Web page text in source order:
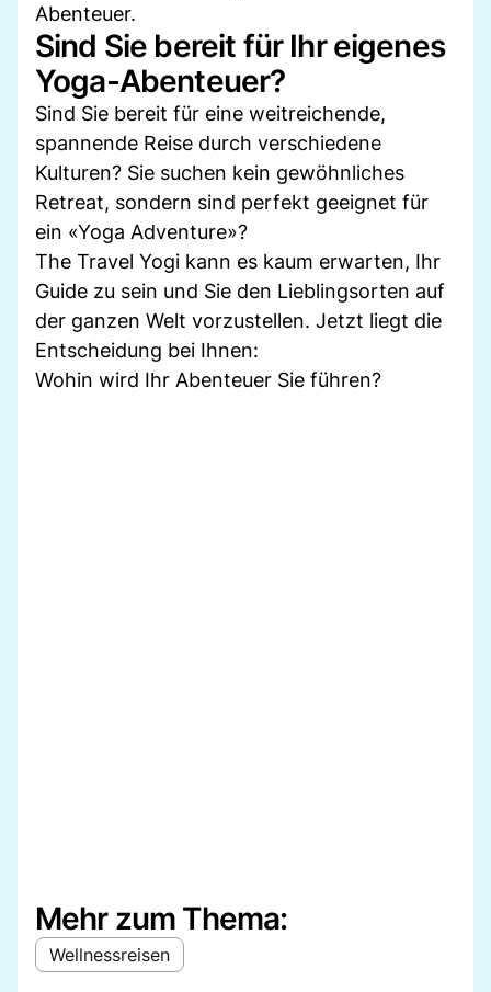
Abenteuer.
Sind Sie bereit für Ihr eigenes
Yoga-Abenteuer?
Sind Sie bereit für eine weitreichende,
spannende Reise durch verschiedene
Kulturen? Sie suchen kein gewöhnliches
Retreat, sondern sind perfekt geeignet für
ein «Yoga Adventure»?
The Travel Yogi kann es kaum erwarten, Ihr
Guide zu sein und Sie den Lieblingsorten auf
der ganzen Welt vorzustellen. Jetzt liegt die
Entscheidung bei Ihnen:
Wohin wird Ihr Abenteuer Sie führen?
Mehr zum Thema:
Wellnessreisen